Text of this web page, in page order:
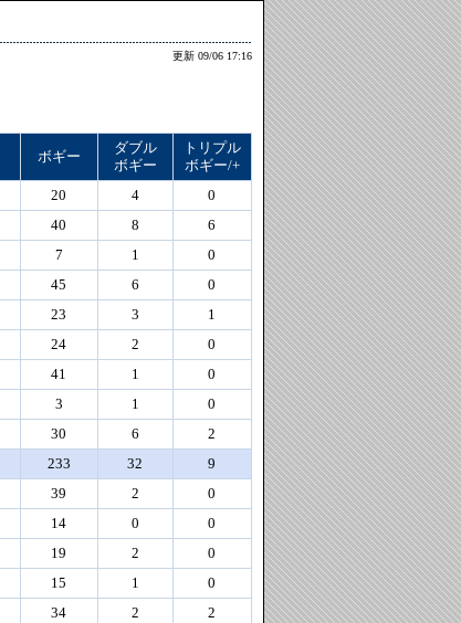
更新 09/06 17:16
ボギー
ダブル
ボギー
トリプル
ボギー/+
20 4
0
40 8
6
7 1
0
45 6
0
23 3
1
24 2
0
41 1
0
3 1
0
30 6
2
233 32
9
39 2
0
14 0
0
19 2
0
15 1
0
34 2
2